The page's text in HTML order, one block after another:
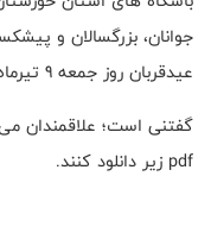
جوانان، بزرگسالان و
عیدقربان روز جمعه 9 تیرماه به میزبانی کلانشهر اهواز برگزار می شود.
گفتنی است؛ علاقمندان می
pdf زیر دانلود کنند.